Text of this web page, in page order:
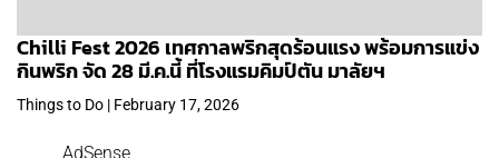
Chilli Fest 2026 เทศกาลพริกสุดร้อนแรง พร้อมการแข่ง
กินพริก จัด 28 มี.ค.นี้ ที่โรงแรมคิมป์ตัน มาลัยฯ
Things to Do | February 17, 2026
AdSense